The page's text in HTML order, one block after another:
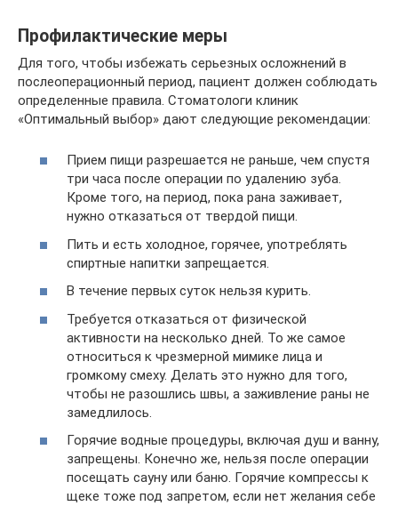
Профилактические меры
Для того, чтобы избежать серьезных осложнений в
послеоперационный период, пациент должен соблюдать
определенные правила. Стоматологи клиник
«Оптимальный выбор» дают следующие рекомендации:
Прием пищи разрешается не раньше, чем спустя
три часа после операции по удалению зуба.
Кроме того, на период, пока рана заживает,
нужно отказаться от твердой пищи.
Пить и есть холодное, горячее, употреблять
спиртные напитки запрещается.
В течение первых суток нельзя курить.
Требуется отказаться от физической
активности на несколько дней. То же самое
относиться к чрезмерной мимике лица и
громкому смеху. Делать это нужно для того,
чтобы не разошлись швы, а заживление раны не
замедлилось.
Горячие водные процедуры, включая душ и ванну,
запрещены. Конечно же, нельзя после операции
посещать сауну или баню. Горячие компрессы к
щеке тоже под запретом, если нет желания себе